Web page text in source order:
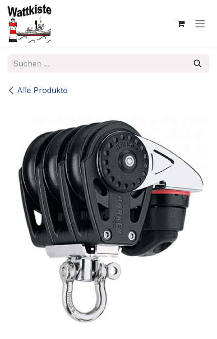
Zum Inhalt springen
Alle Produkte